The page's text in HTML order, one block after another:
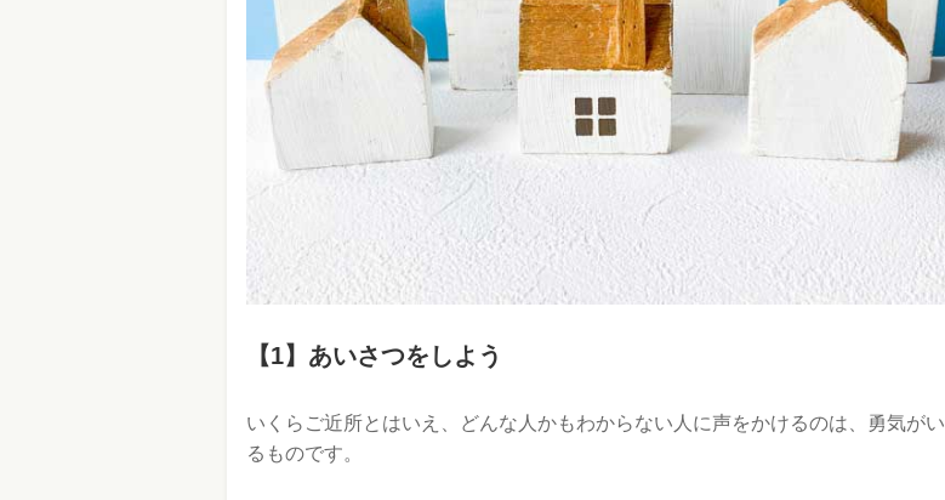
【1】あいさつをしよう
いくらご近所とはいえ、どんな人かもわからない人に声をかけるのは、勇気がい
るものです。